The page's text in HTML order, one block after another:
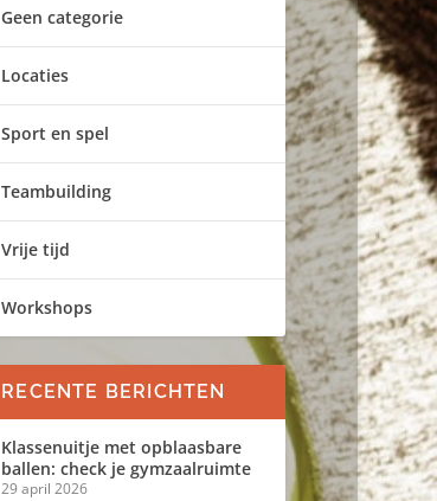
Geen categorie
Locaties
Sport en spel
Teambuilding
Vrije tijd
Workshops
RECENTE BERICHTEN
Klassenuitje met opblaasbare
ballen: check je gymzaalruimte
29 april 2026